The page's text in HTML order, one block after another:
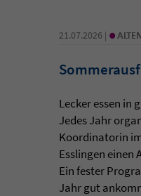
21.07.2026 | •
Lecker essen in
Jedes Jahr
Koordinatorin
Esslingen einen
Ein fester
Jahr gut